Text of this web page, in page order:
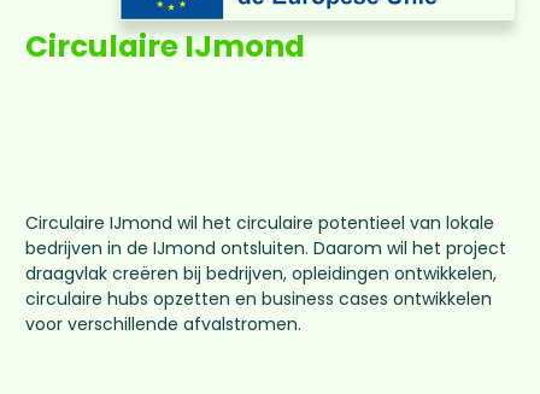
Circulaire IJmond
Circulaire IJmond wil het circulaire potentieel van lokale
bedrijven in de IJmond ontsluiten. Daarom wil het project
draagvlak creëren bij bedrijven, opleidingen ontwikkelen,
circulaire hubs opzetten en business cases ontwikkelen
voor verschillende afvalstromen.